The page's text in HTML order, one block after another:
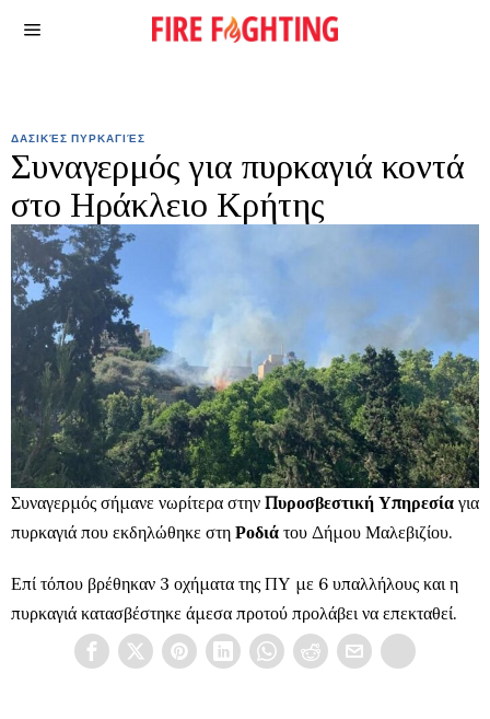
ΔΑΣΙΚΈΣ ΠΥΡΚΑΓΙΈΣ
Συναγερμός για πυρκαγιά κοντά
στο Ηράκλειο Κρήτης
Συναγερμός σήμανε νωρίτερα στην Πυροσβεστική Υπηρεσία για
πυρκαγιά που εκδηλώθηκε στη Ροδιά του Δήμου Μαλεβιζίου.
Επί τόπου βρέθηκαν 3 οχήματα της ΠΥ με 6 υπαλλήλους και η
πυρκαγιά κατασβέστηκε άμεσα προτού προλάβει να επεκταθεί.